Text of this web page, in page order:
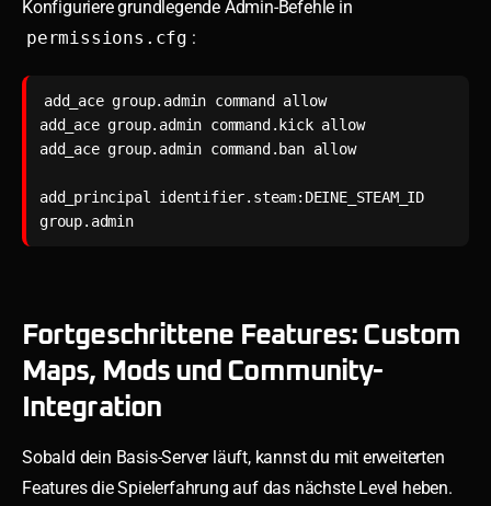
Konfiguriere grundlegende Admin-Befehle in
permissions.cfg :
add_ace group.admin command allow
add_ace group.admin command.kick allow
add_ace group.admin command.ban allow
add_principal identifier.steam:DEINE_STEAM_ID
group.admin
Fortgeschrittene Features: Custom
Maps, Mods und Community-
Integration
Sobald dein Basis-Server läuft, kannst du mit erweiterten
Features die Spielerfahrung auf das nächste Level heben.